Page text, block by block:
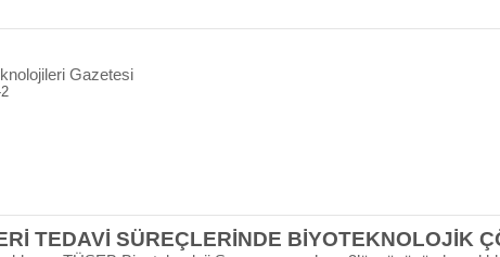
Gazetesi
TEDAVİ SÜREÇLERİNDE BİYOTEKNOLOJİK